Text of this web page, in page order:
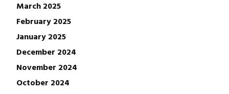
March 2025
February 2025
January 2025
December 2024
November 2024
October 2024